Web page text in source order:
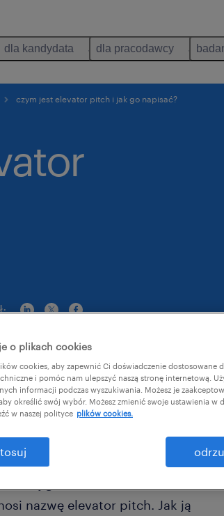
dla kandydata dla pracodawcy
czym jest elevator pitch i jak go napisać?
pomysłu lub oferty
rzeczywistości jednak, aby
go zainteresować, trzeba
nazwę elevator pitch. Jak ją
o plikach cookies
cookies, aby zapewnić Ci doświadczenie dostosowane
i pomóc nam ulepszyć naszą stronę internetową.
informacji podczas wyszukiwania. Możesz je
aby określić swój wybór. Możesz zmienić swoje ustawienia
w naszej polityce plików cookies.